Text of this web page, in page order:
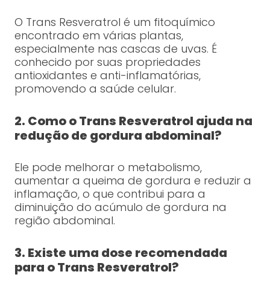
O Trans Resveratrol é um fitoquímico
encontrado em várias plantas,
especialmente nas cascas de uvas. É
conhecido por suas propriedades
antioxidantes e anti-inflamatórias,
promovendo a saúde celular.
2. Como o Trans Resveratrol ajuda na
redução de gordura abdominal?
Ele pode melhorar o metabolismo,
aumentar a queima de gordura e reduzir a
inflamação, o que contribui para a
diminuição do acúmulo de gordura na
região abdominal.
3. Existe uma dose recomendada
para o Trans Resveratrol?